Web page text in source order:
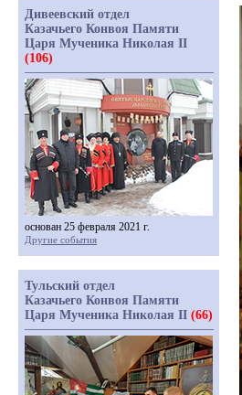
Дивеевский отдел
Казачьего Конвоя Памяти
Царя Мученика Николая II
(106)
основан 25 февраля 2021 г.
Другие события
Тульский отдел
Казачьего Конвоя Памяти
Царя Мученика Николая II (66)